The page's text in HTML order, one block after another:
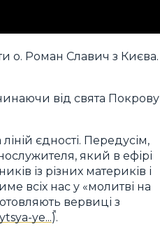
о. Роман Славич з Києва.
від свята Покрову
єдності. Передусім,
який в ефірі
із різних материків і
всіх нас у «молитві на
вервиці з
ye...).